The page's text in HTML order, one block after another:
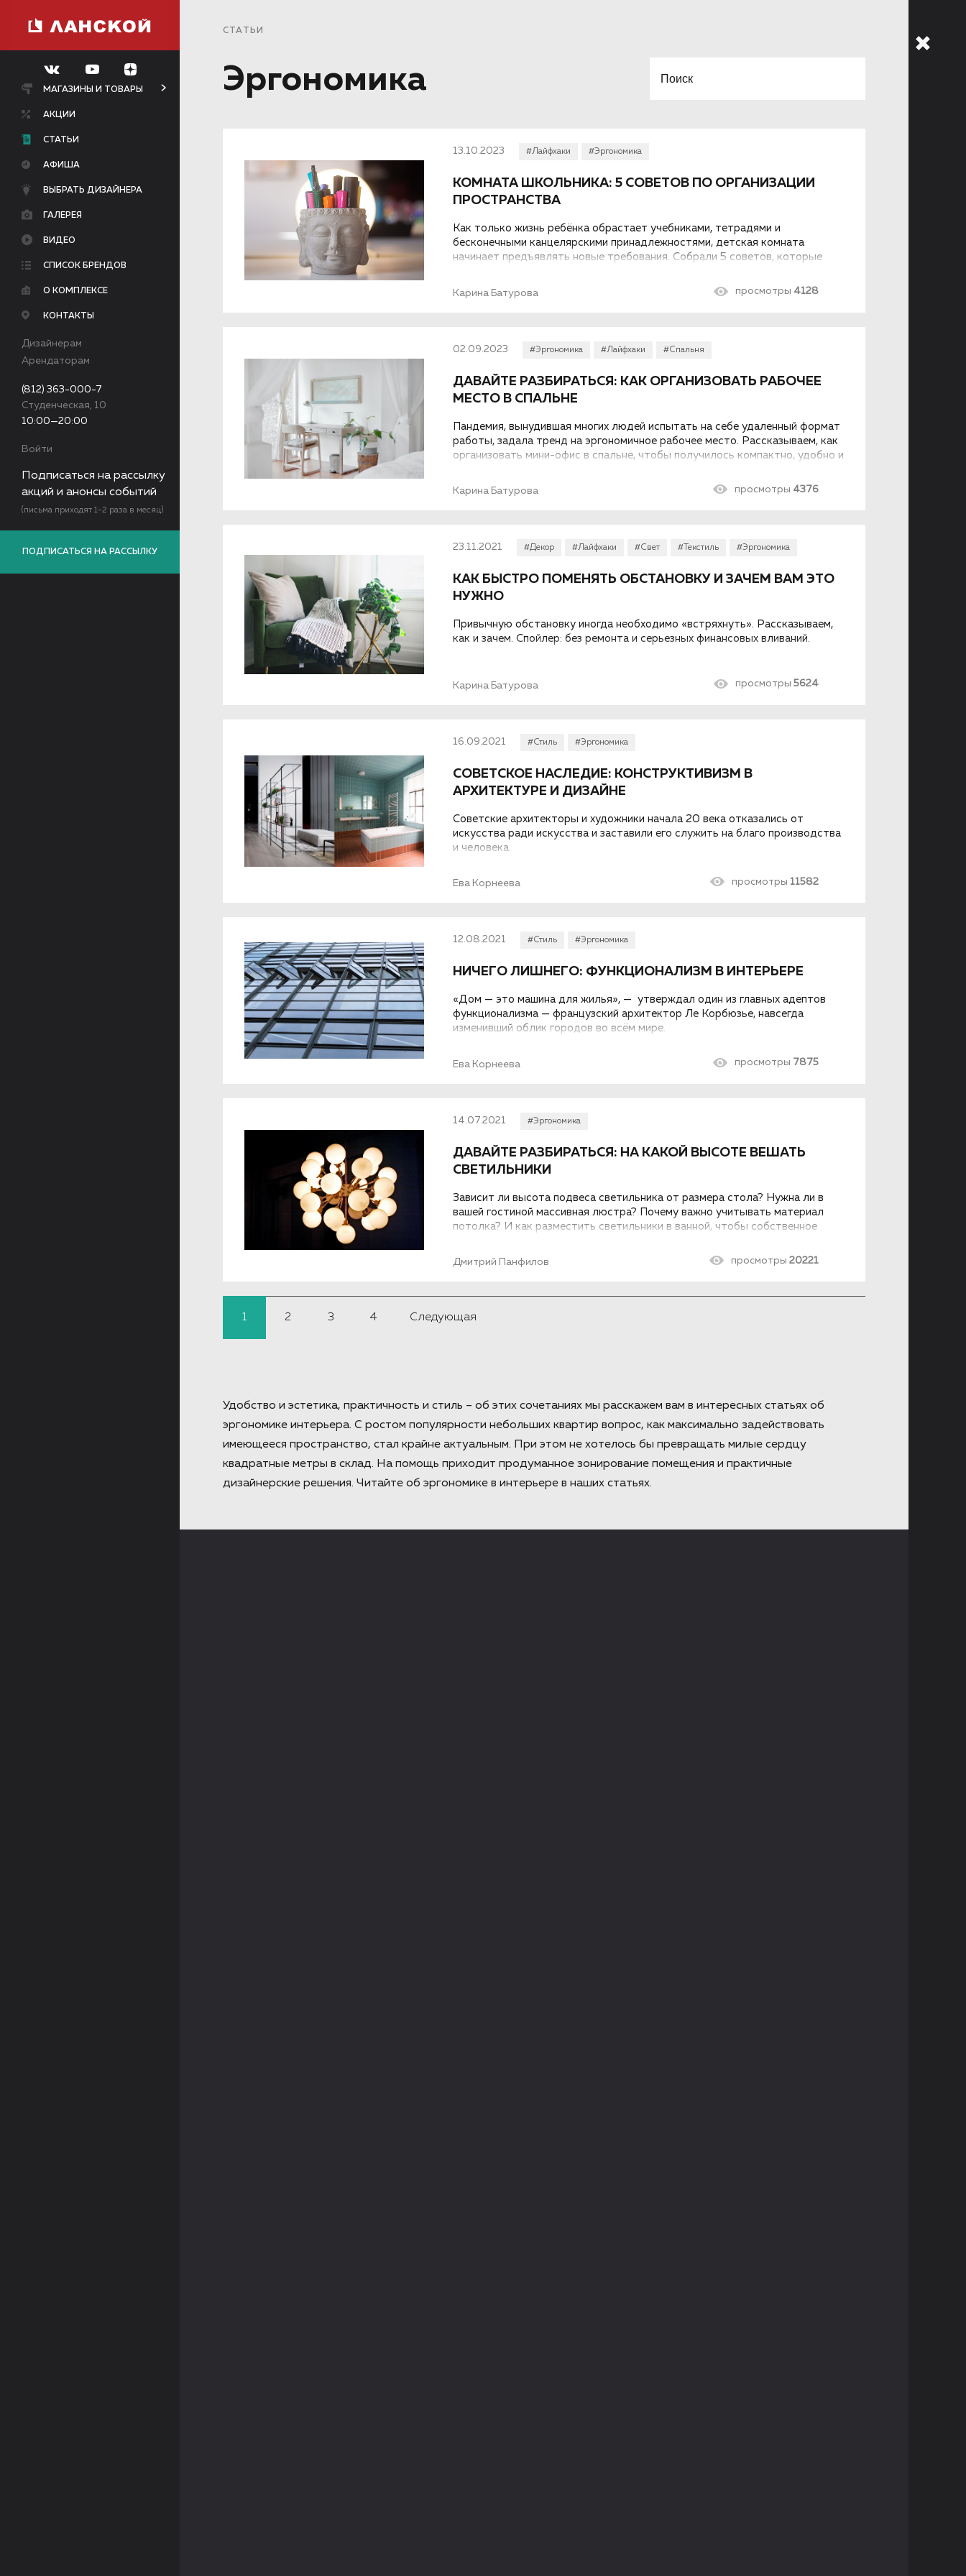
МАГАЗИНЫ И ТОВАРЫ
АКЦИИ
СТАТЬИ
АФИША
ВЫБРАТЬ ДИЗАЙНЕРА
ГАЛЕРЕЯ
ВИДЕО
СПИСОК БРЕНДОВ
О КОМПЛЕКСЕ
КОНТАКТЫ
Дизайнерам
Арендаторам
(812) 363-000-7
Студенческая, 10
10:00—20:00
Войти
Подписаться на рассылку
акций и анонсы событий
(письма приходят 1-2 раза в месяц)
ПОДПИСАТЬСЯ НА РАССЫЛКУ
СТАТЬИ
Эргономика
13.10.2023 #Лайфхаки #Эргономика
КОМНАТА ШКОЛЬНИКА: 5 СОВЕТОВ ПО ОРГАНИЗАЦИИ
ПРОСТРАНСТВА
Как только жизнь ребёнка обрастает учебниками, тетрадями и
бесконечными канцелярскими принадлежностями, детская комната
начинает предъявлять новые требования. Собрали 5 советов, которые
Карина Батурова просмотры 4128
02.09.2023 #Эргономика #Лайфхаки #Спальня
ДАВАЙТЕ РАЗБИРАТЬСЯ: КАК ОРГАНИЗОВАТЬ РАБОЧЕЕ
МЕСТО В СПАЛЬНЕ
Пандемия, вынудившая многих людей испытать на себе удаленный формат
работы, задала тренд на эргономичное рабочее место. Рассказываем, как
организовать мини-офис в спальне, чтобы получилось компактно, удобно и
Карина Батурова просмотры 4376
23.11.2021 #Декор #Лайфхаки #Свет #Текстиль #Эргономика
КАК БЫСТРО ПОМЕНЯТЬ ОБСТАНОВКУ И ЗАЧЕМ ВАМ ЭТО
НУЖНО
Привычную обстановку иногда необходимо «встряхнуть». Рассказываем,
как и зачем. Спойлер: без ремонта и серьезных финансовых вливаний.
Карина Батурова просмотры 5624
16.09.2021 #Стиль #Эргономика
СОВЕТСКОЕ НАСЛЕДИЕ: КОНСТРУКТИВИЗМ В
АРХИТЕКТУРЕ И ДИЗАЙНЕ
Советские архитекторы и художники начала 20 века отказались от
искусства ради искусства и заставили его служить на благо производства
и человека.
Ева Корнеева просмотры 11582
12.08.2021 #Стиль #Эргономика
НИЧЕГО ЛИШНЕГО: ФУНКЦИОНАЛИЗМ В ИНТЕРЬЕРЕ
«Дом — это машина для жилья», — утверждал один из главных адептов
функционализма — французский архитектор Ле Корбюзье, навсегда
изменивший облик городов во всём мире.
Ева Корнеева просмотры 7875
14.07.2021 #Эргономика
ДАВАЙТЕ РАЗБИРАТЬСЯ: НА КАКОЙ ВЫСОТЕ ВЕШАТЬ
СВЕТИЛЬНИКИ
Зависит ли высота подвеса светильника от размера стола? Нужна ли в
вашей гостиной массивная люстра? Почему важно учитывать материал
потолка? И как разместить светильники в ванной, чтобы собственное
Дмитрий Панфилов просмотры 20221
1 2 3 4 Следующая
Удобство и эстетика, практичность и стиль – об этих сочетаниях мы расскажем вам в интересных статьях об
эргономике интерьера. С ростом популярности небольших квартир вопрос, как максимально задействовать
имеющееся пространство, стал крайне актуальным. При этом не хотелось бы превращать милые сердцу
квадратные метры в склад. На помощь приходит продуманное зонирование помещения и практичные
дизайнерские решения. Читайте об эргономике в интерьере в наших статьях.